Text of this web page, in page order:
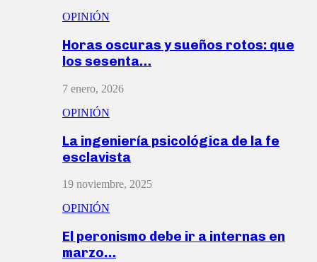
OPINIÓN
Horas oscuras y sueños rotos: que
los sesenta…
7 enero, 2026
OPINIÓN
La ingeniería psicológica de la fe
esclavista
19 noviembre, 2025
OPINIÓN
El peronismo debe ir a internas en
marzo…